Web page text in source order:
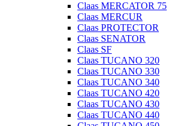
Claas MERCATOR 75
Claas MERCUR
Claas PROTECTOR
Claas SENATOR
Claas SF
Claas TUCANO 320
Claas TUCANO 330
Claas TUCANO 340
Claas TUCANO 420
Claas TUCANO 430
Claas TUCANO 440